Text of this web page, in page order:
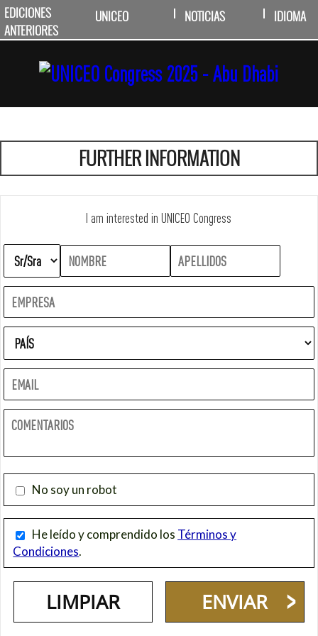
EDICIONES
ANTERIORES
UNICEO NOTICIAS IDIOMA
FURTHER INFORMATION
I am interested in UNICEO Congress
No soy un robot
He leído y comprendido los Términos y
Condiciones.
ENVIAR